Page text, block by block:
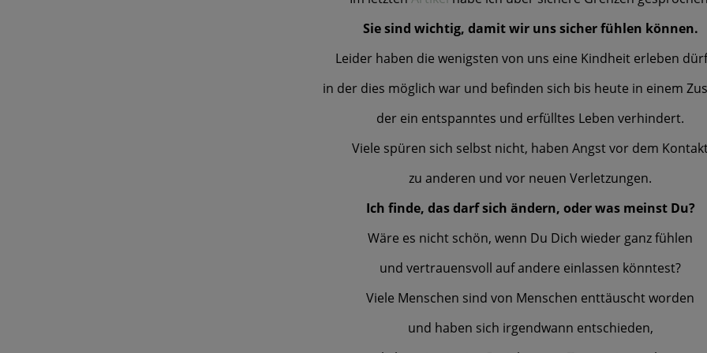
Sie sind wichtig, damit wir uns sicher fühlen können.
Leider haben die wenigsten von uns eine Kindheit erleben
in der dies möglich war und befinden sich bis heute in einem
der ein entspanntes und erfülltes Leben verhindert.
Viele spüren sich selbst nicht, haben Angst vor dem
zu anderen und vor neuen Verletzungen.
Ich finde, das darf sich ändern, oder was meinst Du?
Wäre es nicht schön, wenn Du Dich wieder ganz fühlen
und vertrauensvoll auf andere einlassen könntest?
Viele Menschen sind von Menschen enttäuscht worden
und haben sich irgendwann entschieden,